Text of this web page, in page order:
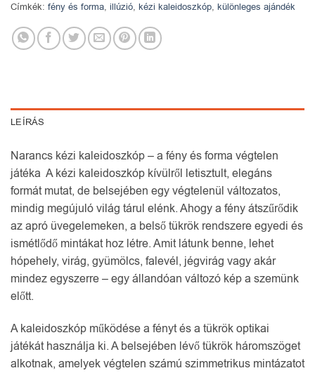
Címkék: fény és forma, illúzió, kézi kaleidoszkóp, különleges ajándék
LEÍRÁS
Narancs kézi kaleidoszkóp – a fény és forma végtelen
játéka A kézi kaleidoszkóp kívülről letisztult, elegáns
formát mutat, de belsejében egy végtelenül változatos,
mindig megújuló világ tárul elénk. Ahogy a fény átszűrődik
az apró üvegelemeken, a belső tükrök rendszere egyedi és
ismétlődő mintákat hoz létre. Amit látunk benne, lehet
hópehely, virág, gyümölcs, falevél, jégvirág vagy akár
mindez egyszerre – egy állandóan változó kép a szemünk
előtt.
A kaleidoszkóp működése a fényt és a tükrök optikai
játékát használja ki. A belsejében lévő tükrök háromszöget
alkotnak, amelyek végtelen számú szimmetrikus mintázatot